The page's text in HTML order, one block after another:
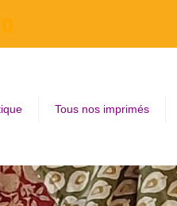
Tous nos imprimés